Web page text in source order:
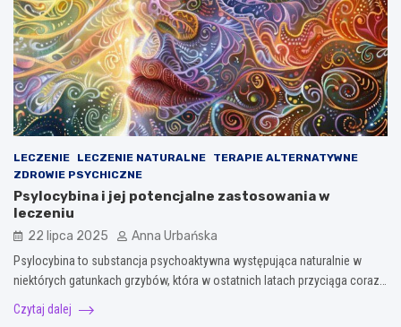
LECZENIE LECZENIE NATURALNE
TERAPIE ALTERNATYWNE
ZDROWIE PSYCHICZNE
Psylocybina i jej potencjalne zastosowania w
leczeniu
22 lipca 2025 Anna Urbańska
Psylocybina to substancja psychoaktywna występująca naturalnie w
niektórych gatunkach grzybów, która w ostatnich latach przyciąga coraz…
Czytaj dalej